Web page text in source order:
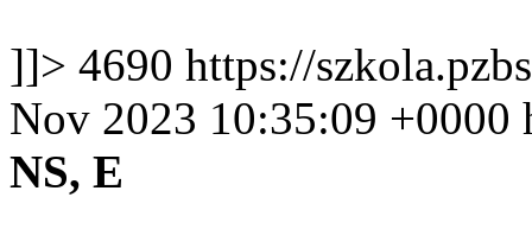
]]> 4690 https://
Nov 2023 10:35:09 +0000
NS, E